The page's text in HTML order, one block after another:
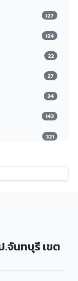
127
124
22
27
34
143
321
จันทบุรี เขต